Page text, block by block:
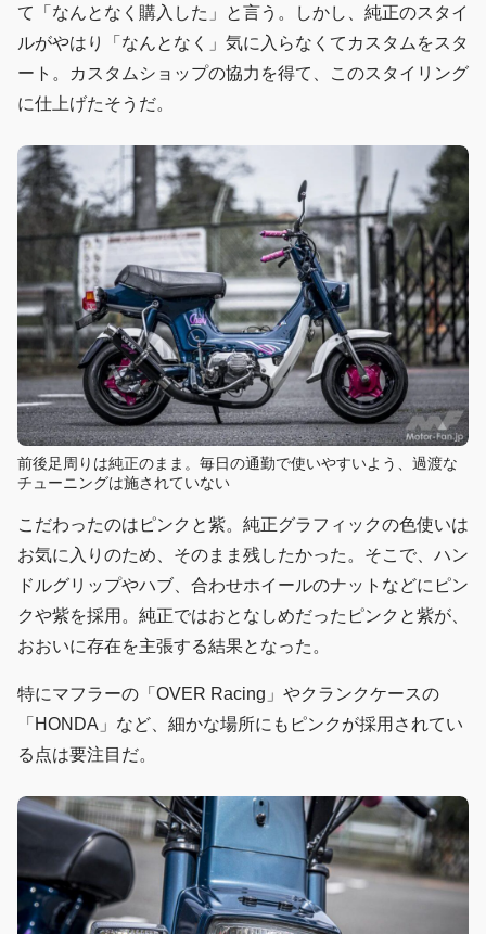
て「なんとなく購入した」と言う。しかし、純正のスタイ
ルがやはり「なんとなく」気に入らなくてカスタムをスタ
ート。カスタムショップの協力を得て、このスタイリング
に仕上げたそうだ。
前後足周りは純正のまま。毎日の通勤で使いやすいよう、過渡な
チューニングは施されていない
こだわったのはピンクと紫。純正グラフィックの色使いは
お気に入りのため、そのまま残したかった。そこで、ハン
ドルグリップやハブ、合わせホイールのナットなどにピン
クや紫を採用。純正ではおとなしめだったピンクと紫が、
おおいに存在を主張する結果となった。
特にマフラーの「OVER Racing」やクランクケースの
「HONDA」など、細かな場所にもピンクが採用されてい
る点は要注目だ。